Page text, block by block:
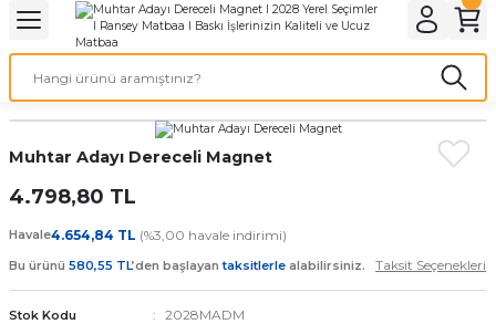
Geri Dön
Geri Dön
Geri Dön
Geri Dön
Ürünleri
Geri Dön
Geri Dön
Geri Dön
Muhtar Adayı Dereceli Magnet
4.798,80 TL
Havale4.654,84 TL (%3,00 havale indirimi)
Bu ürünü 580,55 TL’den başlayantaksitlerle alabilirsiniz. Taksit Seçenekleri
Stok Kodu 2028MADM